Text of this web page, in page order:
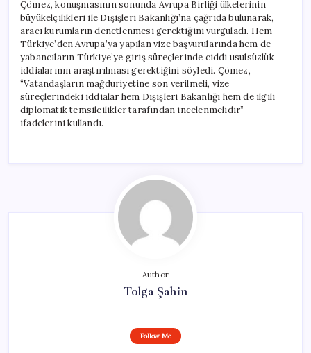
Çömez, konuşmasının sonunda Avrupa Birliği ülkelerinin
büyükelçilikleri ile Dışişleri Bakanlığı’na çağrıda bulunarak,
aracı kurumların denetlenmesi gerektiğini vurguladı. Hem
Türkiye’den Avrupa’ya yapılan vize başvurularında hem de
yabancıların Türkiye’ye giriş süreçlerinde ciddi usulsüzlük
iddialarının araştırılması gerektiğini söyledi. Çömez,
“Vatandaşların mağduriyetine son verilmeli, vize
süreçlerindeki iddialar hem Dışişleri Bakanlığı hem de ilgili
diplomatik temsilcilikler tarafından incelenmelidir”
ifadelerini kullandı.
Author
Tolga Şahin
Follow Me